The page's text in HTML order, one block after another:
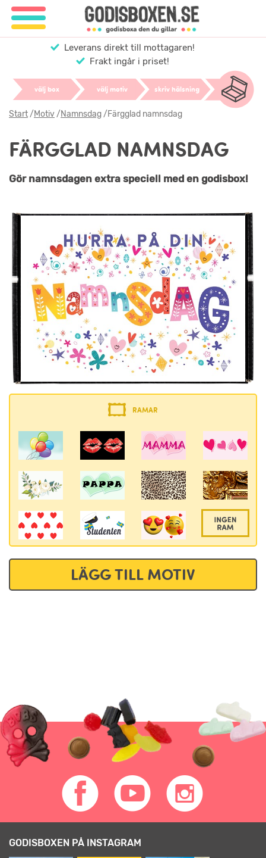
Leverans direkt till mottagaren!
Frakt ingår i priset!
välj box välj motiv skriv hälsning
Start/Motiv/Namnsdag/Färgglad namnsdag
FÄRGGLAD NAMNSDAG
Gör namnsdagen extra speciell med en godisbox!
RAMAR
LÄGG TILL MOTIV
GODISBOXEN PÅ INSTAGRAM